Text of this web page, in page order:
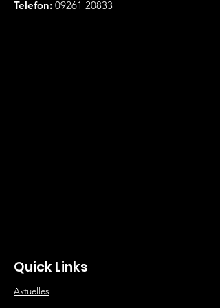
Telefon: 09261 20833
Aktuelles
Quick Links